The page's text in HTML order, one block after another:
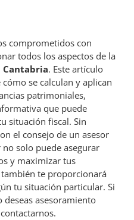
comprometidos con
todos los aspectos de la
. Este artículo
se calculan y aplican
patrimoniales,
que puede
situación fiscal. Sin
el consejo de un asesor
solo puede asegurar
y maximizar tus
te proporcionará
tu situación particular. Si
asesoramiento